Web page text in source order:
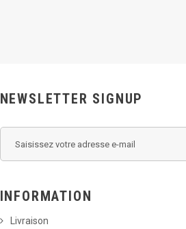
NEWSLETTER SIGNUP
INFORMATION
Livraison